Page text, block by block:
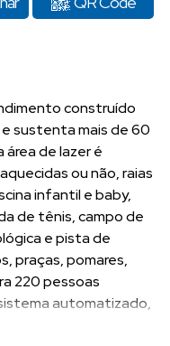
construído
e sustenta mais de 60
área de lazer é
ou não, raias
infantil e baby,
de tênis, campo de
e pista de
praças, pomares,
220 pessoas
automatizado,
band,